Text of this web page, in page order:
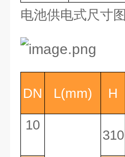
电池供电式尺寸图
DN L(mm) H
10
310